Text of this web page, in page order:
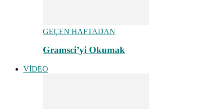
GEÇEN HAFTADAN
Gramsci’yi Okumak
VİDEO